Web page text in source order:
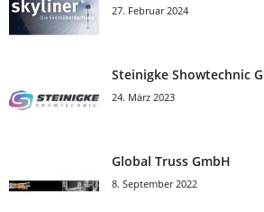
27. Februar 2024
Steinigke Showtechnic
24. März 2023
Global Truss GmbH
8. September 2022